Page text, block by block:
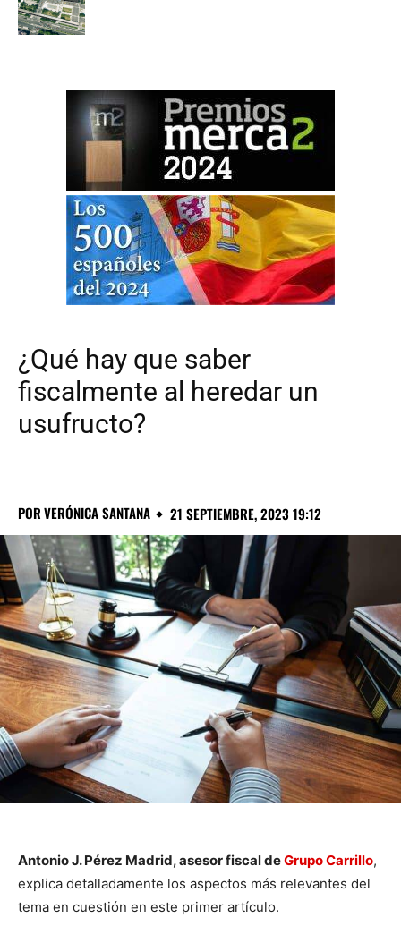
¿Qué hay que saber
fiscalmente al heredar un
usufructo?
PORVERÓNICA SANTANA 21 SEPTIEMBRE, 2023 19:12
Antonio J. Pérez Madrid, asesor fiscal deGrupo Carrillo,
explica detalladamente los aspectos más relevantes del
tema en cuestión en este primer artículo.